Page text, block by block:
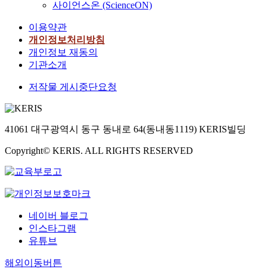
사이언스온 (ScienceON)
이용약관
개인정보처리방침
개인정보 재동의
기관소개
저작물 게시중단요청
41061 대구광역시 동구 동내로 64(동내동1119) KERIS빌딩
Copyright© KERIS. ALL RIGHTS RESERVED
네이버 블로그
인스타그램
유튜브
해외이동버튼